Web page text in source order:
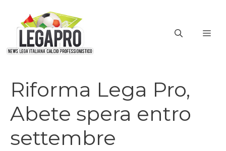
contenuto
Riforma Lega Pro,
Abete spera entro
settembre